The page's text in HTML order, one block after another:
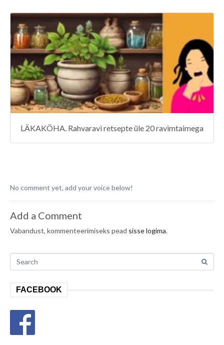
LÄKAKÖHA. Rahvaravi retsepte üle 20 ravimtaimega
No comment yet, add your voice below!
Add a Comment
Vabandust, kommenteerimiseks pead sisse logima.
FACEBOOK